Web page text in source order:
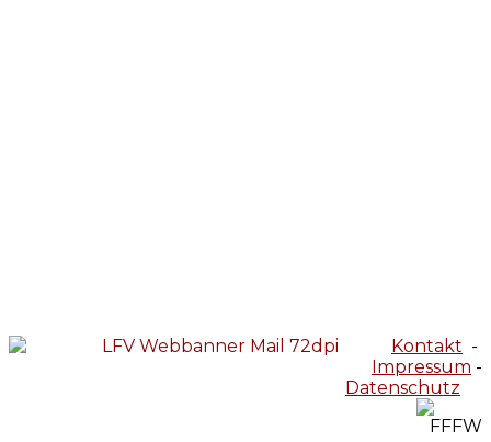
Kontakt -
Impressum -
Datenschutz